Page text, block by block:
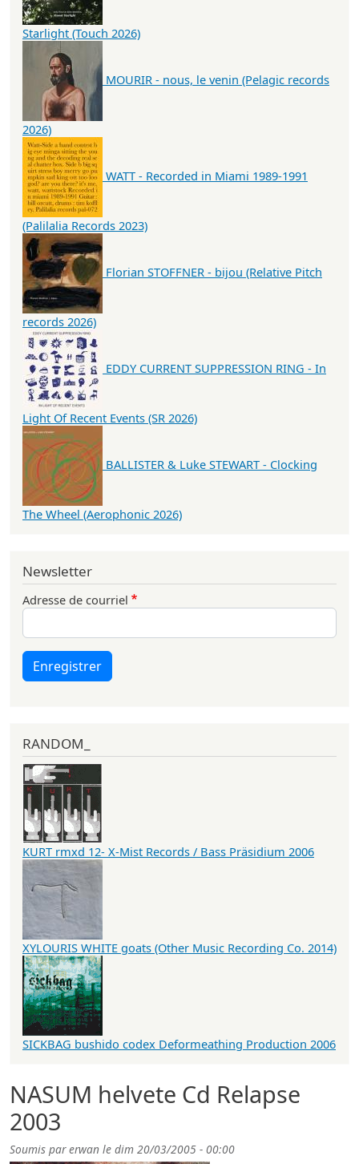
NASUM helvete Cd Relapse
2003
Soumis parerwan le dim 20/03/2005 - 00:00
Starlight (Touch 2026)
MOURIR - nous, le venin (Pelagic records
2026)
WATT - Recorded in Miami 1989-1991
(Palilalia Records 2023)
Florian STOFFNER - bijou (Relative Pitch
records 2026)
EDDY CURRENT SUPPRESSION RING - In
Light Of Recent Events (SR 2026)
BALLISTER & Luke STEWART - Clocking
The Wheel (Aerophonic 2026)
Newsletter
Adresse de courriel
Enregistrer
RANDOM_
KURT rmxd 12- X-Mist Records / Bass Präsidium 2006
XYLOURIS WHITE goats (Other Music Recording Co. 2014)
SICKBAG bushido codex Deformeathing Production 2006